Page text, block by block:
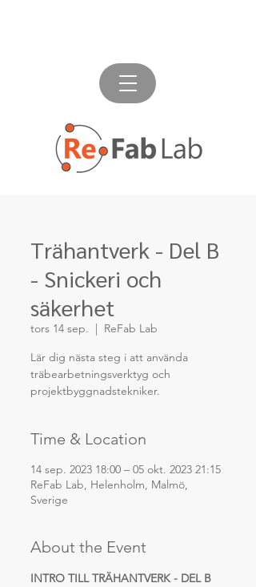
Trähantverk - Del B
- Snickeri och
säkerhet
tors 14 sep.
  |
ReFab Lab
Lär dig nästa steg i att använda
träbearbetningsverktyg och
projektbyggnadstekniker.
Time & Location
14 sep. 2023 18:00 – 05 okt. 2023 21:15
ReFab Lab, Helenholm, Malmö,
Sverige
About the Event
INTRO TILL TRÄHANTVERK - DEL B